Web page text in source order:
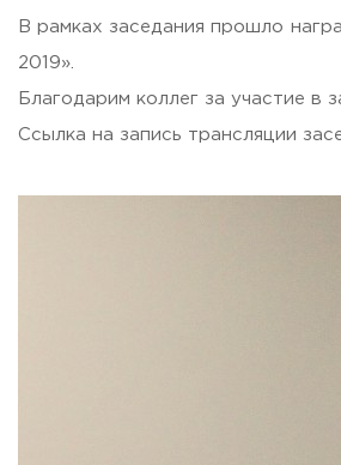
В рамках заседания прошло
2019».
Благодарим коллег за участие в
Ссылка на запись трансляции